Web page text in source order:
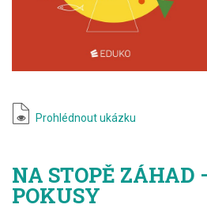
Prohlédnout ukázku
NA STOPĚ
POKUSY